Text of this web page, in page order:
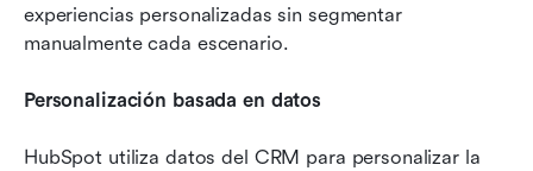
experiencias personalizadas sin segmentar
manualmente cada escenario.
Personalización basada en datos
HubSpot utiliza datos del CRM para personalizar la